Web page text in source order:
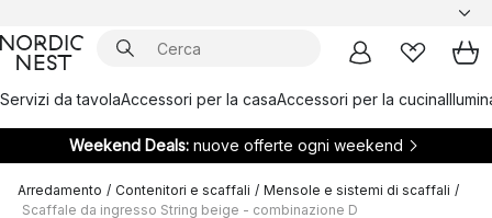
Servizi da tavolaAccessori per la casaAccessori per la cucina
Weekend Deals: nuove offerte ogni weekend
Arredamento / Contenitori e scaffali / Mensole e sistemi di scaffali /
Scaffale da ingresso String beige - combinazione D